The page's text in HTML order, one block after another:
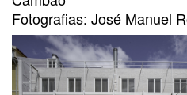
Fotografias: José Manuel